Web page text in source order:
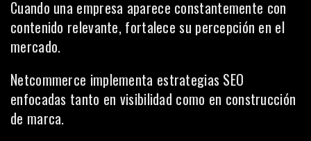
Cuando una empresa aparece constantemente con
contenido relevante, fortalece su percepción en el
mercado.
Netcommerce implementa estrategias SEO
enfocadas tanto en visibilidad como en construcción
de marca.